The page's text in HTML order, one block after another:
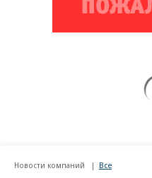
Новости компаний Все